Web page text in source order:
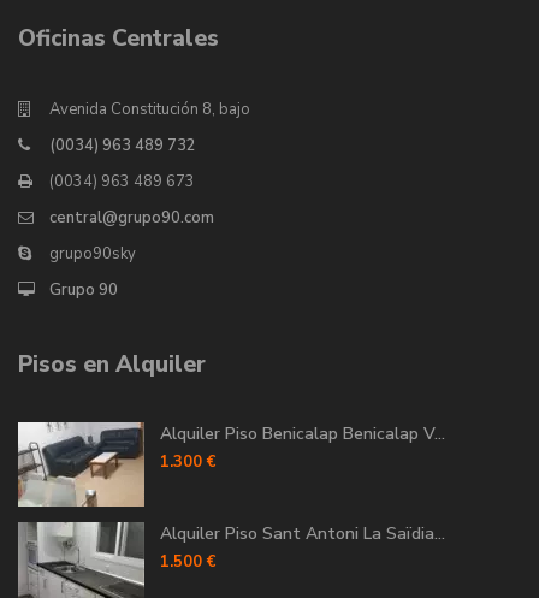
Oficinas Centrales
Avenida Constitución 8, bajo
(0034) 963 489 732
(0034) 963 489 673
central@grupo90.com
grupo90sky
Grupo 90
Pisos en Alquiler
Alquiler Piso Benicalap Benicalap V...
1.300 €
Alquiler Piso Sant Antoni La Saïdia...
1.500 €